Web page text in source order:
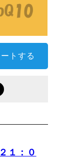
トする
１：０